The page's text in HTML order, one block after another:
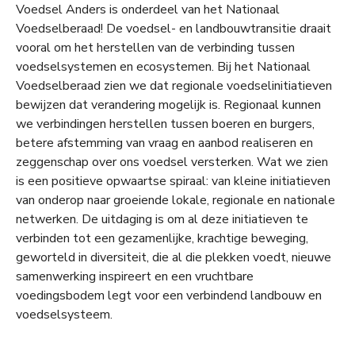
Voedsel Anders is onderdeel van het Nationaal
Voedselberaad! De voedsel- en landbouwtransitie draait
vooral om het herstellen van de verbinding tussen
voedselsystemen en ecosystemen. Bij het Nationaal
Voedselberaad zien we dat regionale voedselinitiatieven
bewijzen dat verandering mogelijk is. Regionaal kunnen
we verbindingen herstellen tussen boeren en burgers,
betere afstemming van vraag en aanbod realiseren en
zeggenschap over ons voedsel versterken. Wat we zien
is een positieve opwaartse spiraal: van kleine initiatieven
van onderop naar groeiende lokale, regionale en nationale
netwerken. De uitdaging is om al deze initiatieven te
verbinden tot een gezamenlijke, krachtige beweging,
geworteld in diversiteit, die al die plekken voedt, nieuwe
samenwerking inspireert en een vruchtbare
voedingsbodem legt voor een verbindend landbouw en
voedselsysteem.